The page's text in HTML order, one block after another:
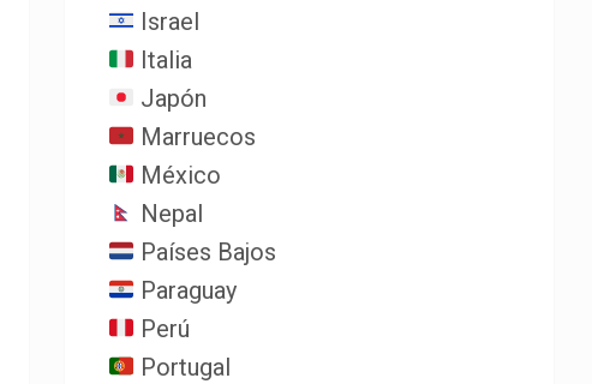
Israel
Italia
Japón
Marruecos
México
Nepal
Países Bajos
Paraguay
Perú
Portugal